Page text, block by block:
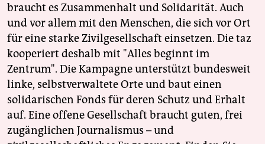
braucht es Zusammenhalt und Solidarität. Auch
und vor allem mit den Menschen, die sich vor Ort
für eine starke Zivilgesellschaft einsetzen. Die taz
kooperiert deshalb mit "Alles beginnt im
Zentrum". Die Kampagne unterstützt bundesweit
linke, selbstverwaltete Orte und baut einen
solidarischen Fonds für deren Schutz und Erhalt
auf. Eine offene Gesellschaft braucht guten, frei
zugänglichen Journalismus – und